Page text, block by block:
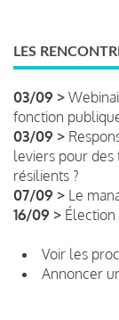
LES
03/09 >
fonction
03/09 >
leviers pour
résilients ?
07/09 > Le
16/09 >
Voir les
Annoncer